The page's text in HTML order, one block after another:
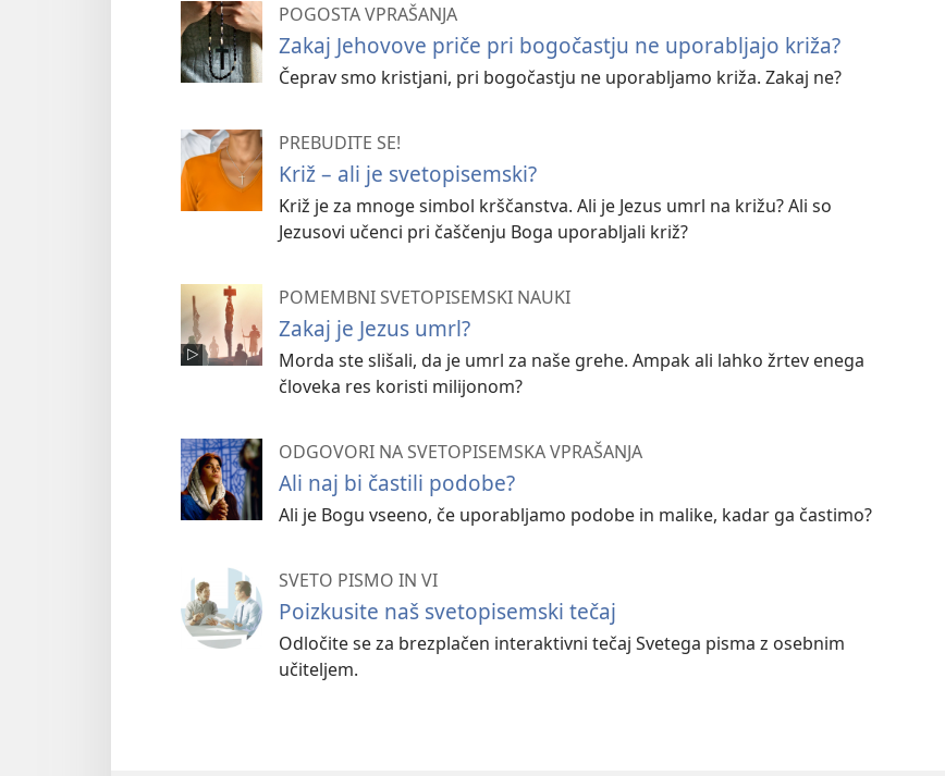
POGOSTA VPRAŠANJA
Zakaj Jehovove priče pri bogočastju ne uporabljajo križa?
Čeprav smo kristjani, pri bogočastju ne uporabljamo križa. Zakaj ne?
PREBUDITE SE!
Križ – ali je svetopisemski?
Križ je za mnoge simbol krščanstva. Ali je Jezus umrl na križu? Ali so
Jezusovi učenci pri čaščenju Boga uporabljali križ?
POMEMBNI SVETOPISEMSKI NAUKI
Zakaj je Jezus umrl?
Morda ste slišali, da je umrl za naše grehe. Ampak ali lahko žrtev enega
človeka res koristi milijonom?
ODGOVORI NA SVETOPISEMSKA VPRAŠANJA
Ali naj bi častili podobe?
Ali je Bogu vseeno, če uporabljamo podobe in malike, kadar ga častimo?
SVETO PISMO IN VI
Poizkusite naš svetopisemski tečaj
Odločite se za brezplačen interaktivni tečaj Svetega pisma z osebnim
učiteljem.